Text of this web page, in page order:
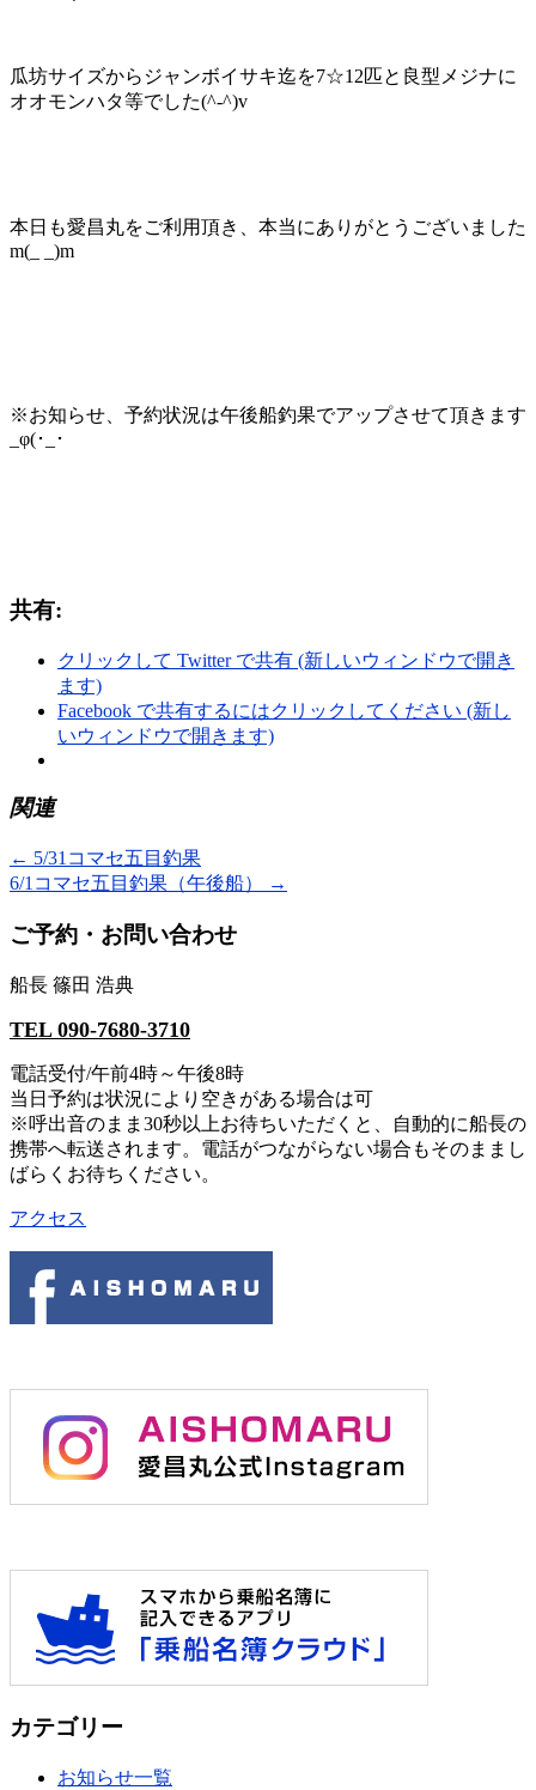
瓜坊サイズからジャンボイサキ迄を7☆12匹と良型メジナに
オオモンハタ等でした(^-^)v
本日も愛昌丸をご利用頂き、本当にありがとうございました
m(_ _)m
※お知らせ、予約状況は午後船釣果でアップさせて頂きます
_φ(･_･
共有:
クリックして Twitter で共有 (新しいウィンドウで開き
ます)
Facebook で共有するにはクリックしてください (新し
いウィンドウで開きます)
関連
← 5/31コマセ五目釣果
6/1コマセ五目釣果（午後船）
→
ご予約・お問い合わせ
船長 篠田 浩典
TEL 090-7680-3710
電話受付/午前4時～午後8時
当日予約は状況により空きがある場合は可
※呼出音のまま30秒以上お待ちいただくと、自動的に船長の
携帯へ転送されます。電話がつながらない場合もそのままし
ばらくお待ちください。
アクセス
カテゴリー
お知らせ一覧